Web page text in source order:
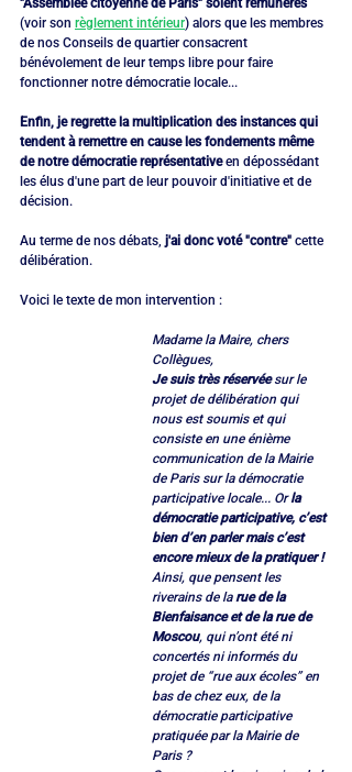
"Assemblée citoyenne de Paris" soient rémunérés
(voir son règlement intérieur) alors que les membres
de nos Conseils de quartier consacrent
bénévolement de leur temps libre pour faire
fonctionner notre démocratie locale...
Enfin, je regrette la multiplication des instances qui
tendent à remettre en cause les fondements même
de notre démocratie représentative en dépossédant
les élus d'une part de leur pouvoir d'initiative et de
décision.
Au terme de nos débats, j'ai donc voté "contre" cette
délibération.
Voici le texte de mon intervention :
Madame la Maire, chers
Collègues,
Je suis très réservée sur le
projet de délibération qui
nous est soumis et qui
consiste en une énième
communication de la Mairie
de Paris sur la démocratie
participative locale... Or la
démocratie participative, c’est
bien d’en parler mais c’est
encore mieux de la pratiquer !
Ainsi, que pensent les
riverains de la rue de la
Bienfaisance et de la rue de
Moscou, qui n’ont été ni
concertés ni informés du
projet de “rue aux écoles” en
bas de chez eux, de la
démocratie participative
pratiquée par la Mairie de
Paris ?